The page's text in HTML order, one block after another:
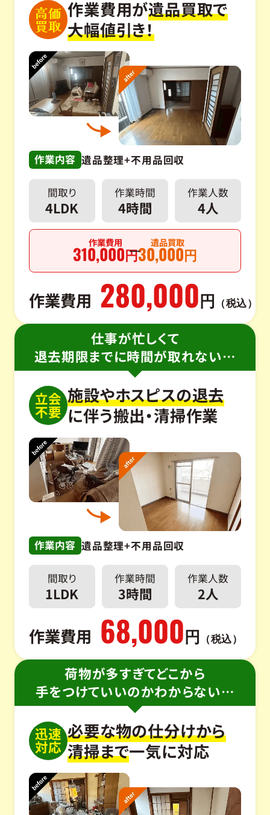
高価
買取
作業費用が遺品買取で
大幅値引き！
作業内容 遺品整理+不用品回収
間取り
4LDK
作業時間
4時間
作業人数
4人
作業費用
310,000 円
遺品買取
30,000円
作業費用 280,000 円 （税込）
仕事が忙しくて
退去期限までに時間が取れない…
立会
不要
施設やホスピスの退去
に伴う搬出・清掃作業
作業内容 遺品整理+不用品回収
間取り
1LDK
作業時間
3時間
作業人数
2人
作業費用 68,000 円 （税込）
荷物が多すぎてどこから
手をつけていいのかわからない…
迅速
対応
必要な物の仕分けから
清掃まで一気に対応